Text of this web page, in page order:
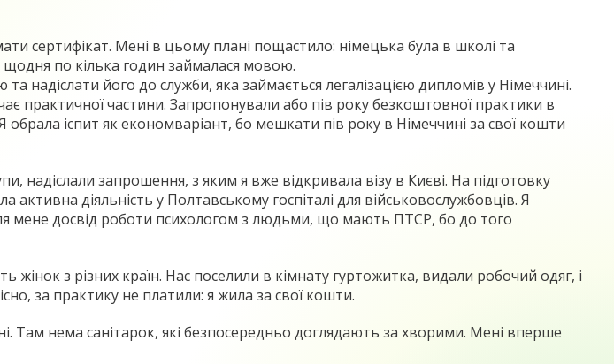
сертифікат. Мені в цьому плані пощастило: німецька була в школі та
щодня по кілька годин займалася мовою.
його до служби, яка займається легалізацією дипломів у Німеччині.
частини. Запропонували або пів року безкоштовної практики в
обрала іспит як економваріант, бо мешкати пів року в Німеччині за свої кошти
запрошення, з яким я вже відкривала візу в Києві. На підготовку
активна діяльність у Полтавському госпіталі для військовослужбовців. Я
мене досвід роботи психологом з людьми, що мають ПТСР, бо до того
жінок з різних країн. Нас поселили в кімнату гуртожитка, видали робочий одяг, і
за практику не платили: я жила за свої кошти.
Там нема санітарок, які безпосередньо доглядають за хворими. Мені вперше